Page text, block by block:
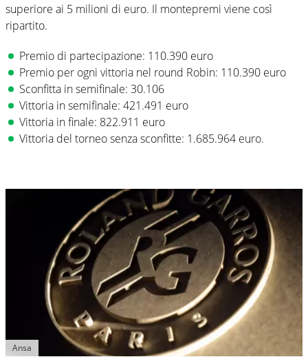
superiore ai 5 milioni di euro. Il montepremi viene così
ripartito.
Premio di partecipazione: 110.390 euro
Premio per ogni vittoria nel round Robin: 110.390 euro
Sconfitta in semifinale: 30.106
Vittoria in semifinale: 421.491 euro
Vittoria in finale: 822.911 euro
Vittoria del torneo senza sconfitte: 1.685.964 euro.
Ansa